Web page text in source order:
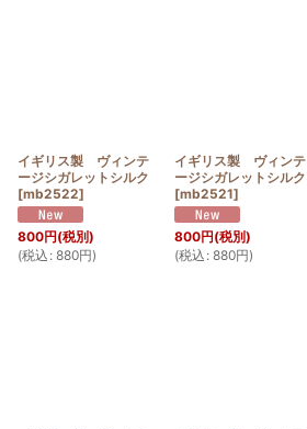
イギリス製 ヴィンテ
ージシガレットシルク
[mb2522]
800円(税別)
(税込 : 880円)
イギリス製 ヴィンテ
ージシガレットシルク
[mb2521]
800円(税別)
(税込 : 880円)